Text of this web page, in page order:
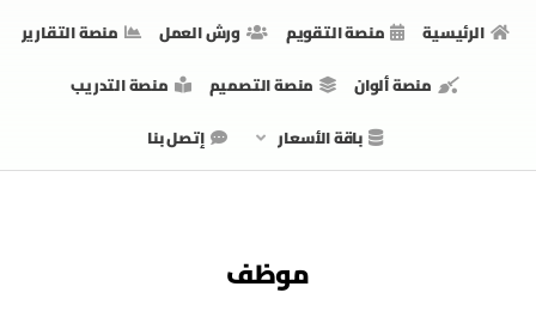
الرئيسية منصة التقويم ورش العمل
منصة التقارير
منصة ألوان
منصة التصميم
منصة التدريب
باقة الأسعار
إتصل بنا
موظف